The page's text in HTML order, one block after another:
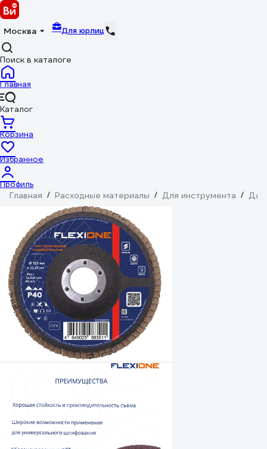
Москва Для юрлиц
Поиск в каталоге
Главная
Каталог
Корзина
Избранное
Профиль
Главная / Расходные материалы / Для инструмента / Для